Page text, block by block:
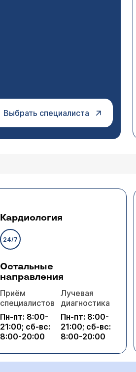
Выбрать специалиста
Кардиология
24/7
Остальные
направления
Приём
специалистов
Пн-пт: 8:00-
21:00; сб-вс:
8:00-20:00
Лучевая
диагностика
Пн-пт: 8:00-
21:00; сб-вс:
8:00-20:00